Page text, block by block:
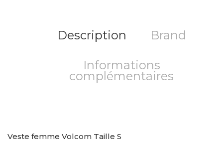
Description Brand
Informations
complémentaires
Veste femme Volcom Taille S